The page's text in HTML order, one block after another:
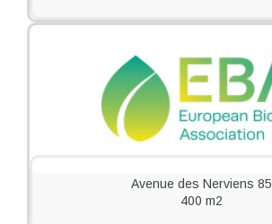
Avenue des Nerviens 85
400 m2